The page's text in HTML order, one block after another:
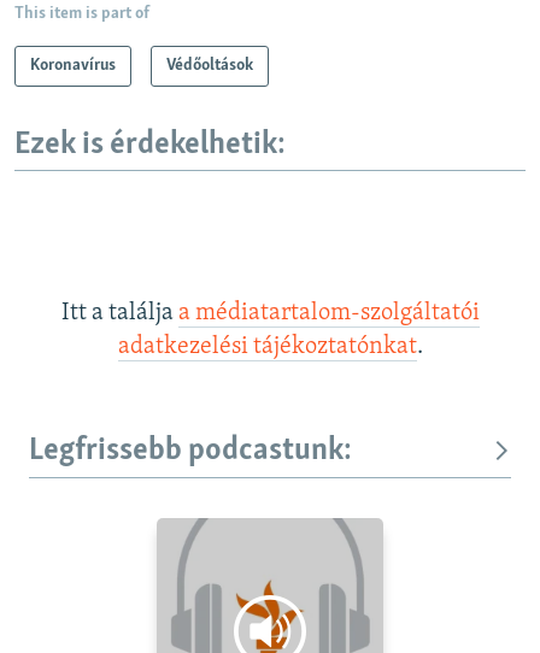
This item is part of
Koronavírus Védőoltások
Ezek is érdekelhetik:
Itt a találja a médiatartalom-szolgáltatói
adatkezelési tájékoztatónkat.
Legfrissebb podcastunk: